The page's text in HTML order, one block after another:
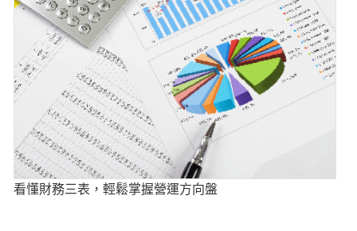
看懂財務三表，輕鬆掌握營運方向盤